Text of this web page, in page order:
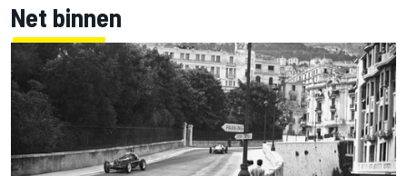
Net binnen